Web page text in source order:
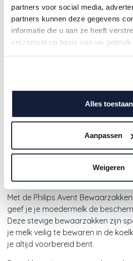
partners voor social media,
partners kunnen deze gegevens
informatie die u aan ze heeft
verzameld op basis van uw
Alles toestaan
Aanpassen
Weigeren
Avent |
Moedermelk 25-pack
Met de Philips Avent
geef je je moedermelk de
Deze stevige bewaarzakken zijn
je melk veilig te bewaren in de
je altijd voorbereid bent.